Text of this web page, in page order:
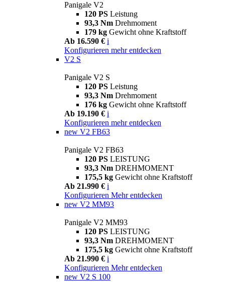
Panigale V2
120 PS Leistung
93,3 Nm Drehmoment
179 kg Gewicht ohne Kraftstoff
Ab 16.590 € i
Konfigurieren mehr entdecken
V2 S
Panigale V2 S
120 PS Leistung
93,3 Nm Drehmoment
176 kg Gewicht ohne Kraftstoff
Ab 19.190 € i
Konfigurieren mehr entdecken
new V2 FB63
Panigale V2 FB63
120 PS LEISTUNG
93,3 Nm DREHMOMENT
175,5 kg Gewicht ohne Kraftstoff
Ab 21.990 € i
Konfigurieren Mehr entdecken
new V2 MM93
Panigale V2 MM93
120 PS LEISTUNG
93,3 Nm DREHMOMENT
175,5 kg Gewicht ohne Kraftstoff
Ab 21.990 € i
Konfigurieren Mehr entdecken
new V2 S 100